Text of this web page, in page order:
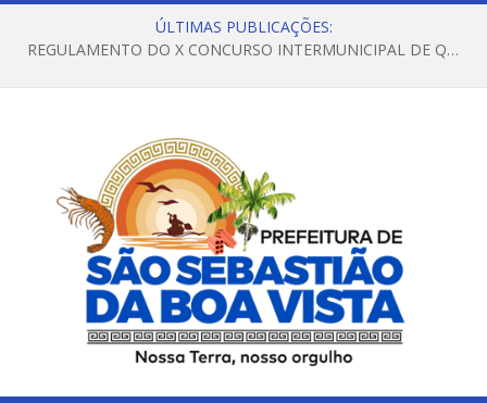
ÚLTIMAS PUBLICAÇÕES:
REGULAMENTO DO X CONCURSO INTERMUNICIPAL DE QUADRILHAS JUNINAS – 2026 – ARRAIÁ DA VENEZA